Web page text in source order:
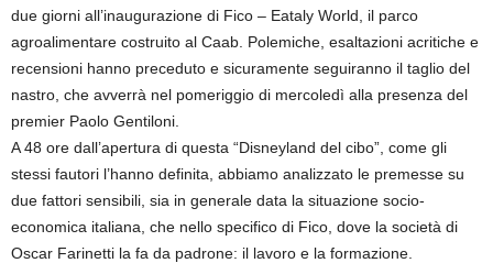
due giorni all’inaugurazione di Fico – Eataly World, il parco
agroalimentare costruito al Caab. Polemiche, esaltazioni acritiche e
recensioni hanno preceduto e sicuramente seguiranno il taglio del
nastro, che avverrà nel pomeriggio di mercoledì alla presenza del
premier Paolo Gentiloni.
A 48 ore dall’apertura di questa “Disneyland del cibo”, come gli
stessi fautori l’hanno definita, abbiamo analizzato le premesse su
due fattori sensibili, sia in generale data la situazione socio-
economica italiana, che nello specifico di Fico, dove la società di
Oscar Farinetti la fa da padrone: il lavoro e la formazione.